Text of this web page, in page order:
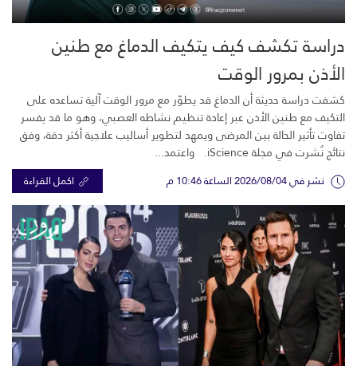
دراسة تكشف كيف يتكيف الدماغ مع طنين
الأذن بمرور الوقت
كشفت دراسة حديثة أن الدماغ قد يطوّر مع مرور الوقت آلية تساعده على
التكيف مع طنين الأذن عبر إعادة تنظيم نشاطه العصبي، وهو ما قد يفسر
تفاوت تأثير الحالة بين المرضى ويمهد لتطوير أساليب علاجية أكثر دقة، وفق
نتائج نُشرت في مجلة iScience. واعتمد...
نشر في 2026/08/04 الساعة 10:46 م اكمل القراءة